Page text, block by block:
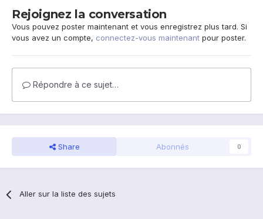
Rejoignez la conversation
Vous pouvez poster maintenant et vous enregistrez plus tard. Si
vous avez un compte, connectez-vous maintenant pour poster.
Répondre à ce sujet…
Share Abonnés 0
Aller sur la liste des sujets